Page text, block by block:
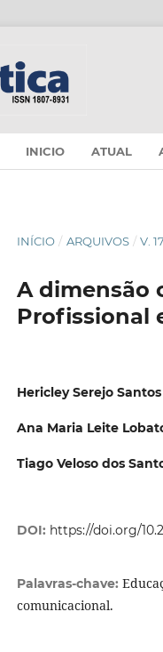
INICIO ATUAL
INÍCIO / ARQUIVOS / V.
A dimensão
Profissional
Hericley Serejo Santos
Ana Maria Leite
Tiago Veloso dos
DOI: https://doi.org/
Palavras-chave:
comunicacional.